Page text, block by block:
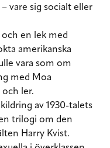
vare sig socialt eller
en lek med
amerikanska
vara som om
med Moa
ler.
av 1930-talets
trilogi om den
Harry Kvist.